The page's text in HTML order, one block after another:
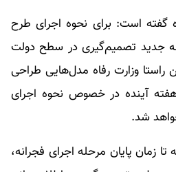
گفته است: برای نحوه اجرای طرح
جدید تصمیم‌گیری در سطح دولت
وزارت رفاه مدل‌هایی طراحی
آینده در خصوص نحوه اجرای
شد.
زمان پایان مرحله اجرای فجرانه،